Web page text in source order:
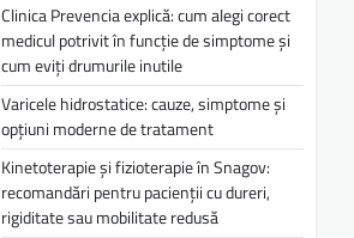
Clinica Prevencia explică: cum alegi corect
medicul potrivit în funcție de simptome și
cum eviți drumurile inutile
Varicele hidrostatice: cauze, simptome și
opțiuni moderne de tratament
Kinetoterapie și fizioterapie în Snagov:
recomandări pentru pacienții cu dureri,
rigiditate sau mobilitate redusă